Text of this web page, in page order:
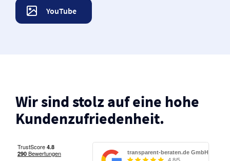
YouTube
Wir sind stolz auf eine hohe
Kunden­zufriedenheit.